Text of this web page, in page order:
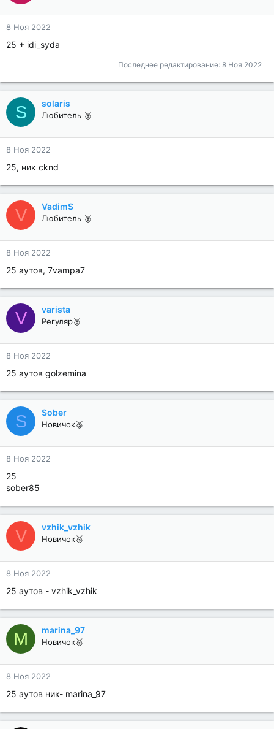
8 Ноя 2022
25 + idi_syda
Последнее редактирование: 8 Ноя 2022
S solaris
Любитель 🥉
8 Ноя 2022
25, ник cknd
V VadimS
Любитель 🥈
8 Ноя 2022
25 аутов, 7vampa7
V varista
Регуляр🥉
8 Ноя 2022
25 аутов golzemina
S Sober
Новичок🥈
8 Ноя 2022
25
sober85
V vzhik_vzhik
Новичок🥉
8 Ноя 2022
25 аутов - vzhik_vzhik
M marina_97
Новичок🥈
8 Ноя 2022
25 аутов ник- marina_97